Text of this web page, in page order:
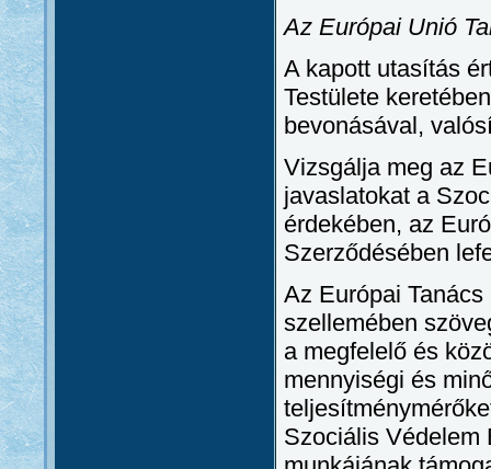
Az Európai Unió
A kapott utasítás
Testülete
bevonásával,
Vizsgálja meg az
javaslatokat a
érdekében, az
Szerződésében
Az Európai
szellemében
a megfelelő és
mennyiségi és
Szociális Védelem